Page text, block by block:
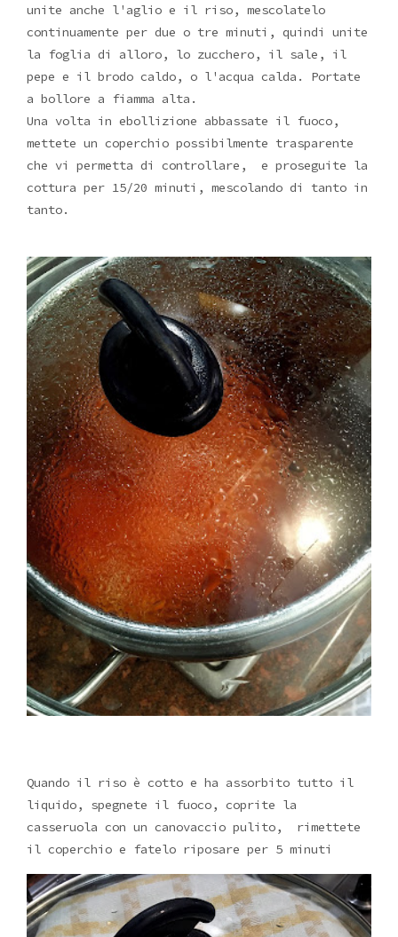
unite anche l'aglio e il riso, mescolatelo
continuamente per due o tre minuti, quindi unite
la foglia di alloro, lo zucchero, il sale, il
pepe e il brodo caldo, o l'acqua calda. Portate
a bollore a fiamma alta.
Una volta in ebollizione abbassate il fuoco,
mettete un coperchio possibilmente trasparente
che vi permetta di controllare, e proseguite la
cottura per 15/20 minuti, mescolando di tanto in
tanto.
Quando il riso è cotto e ha assorbito tutto il
liquido, spegnete il fuoco, coprite la
casseruola con un canovaccio pulito, rimettete
il coperchio e fatelo riposare per 5 minuti